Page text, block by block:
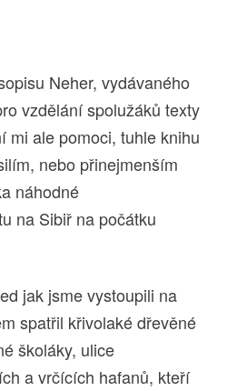
Neher, vydávaného
vzdělání spolužáků texty
mi ale pomoci, tuhle knihu
nebo přinejmenším
náhodné
na Sibiř na počátku
jak jsme vystoupili na
spatřil křivolaké dřevěné
školáky, ulice
a vrčících hafanů, kteří